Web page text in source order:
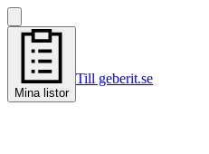
Mina listor
Till geberit.se